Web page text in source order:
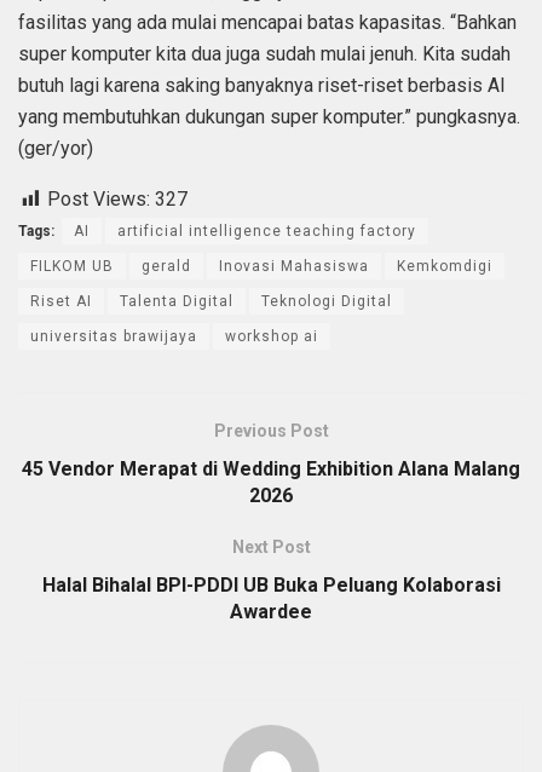
fasilitas yang ada mulai mencapai batas kapasitas. “Bahkan
super komputer kita dua juga sudah mulai jenuh. Kita sudah
butuh lagi karena saking banyaknya riset-riset berbasis AI
yang membutuhkan dukungan super komputer.” pungkasnya.
(ger/yor)
Post Views: 327
Tags: AI artificial intelligence teaching factory
FILKOM UB gerald Inovasi Mahasiswa Kemkomdigi
Riset AI Talenta Digital Teknologi Digital
universitas brawijaya workshop ai
Previous Post
45 Vendor Merapat di Wedding Exhibition Alana Malang
2026
Next Post
Halal Bihalal BPI-PDDI UB Buka Peluang Kolaborasi
Awardee